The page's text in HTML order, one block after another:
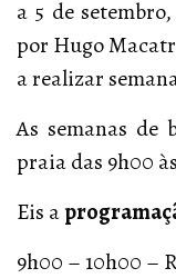
a 5 de
por Hugo
a realizar
As semanas de
praia das 9h00
Eis a
9h00 – 10h00 –